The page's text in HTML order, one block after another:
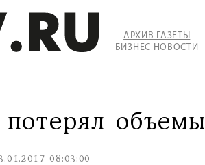
АРХИВ ГАЗЕТЫ
БИЗНЕС НОВОСТИ
объемы
08:03:00